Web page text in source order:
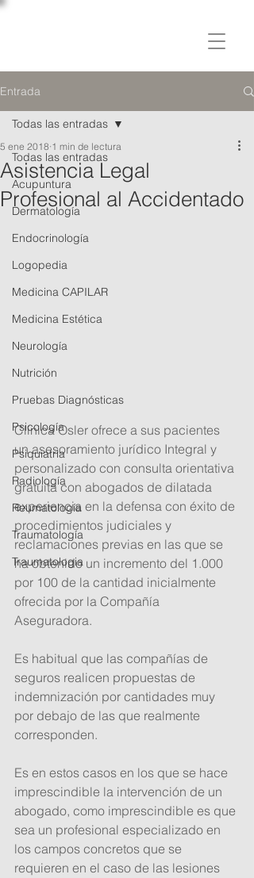
Entrada
Todas las entradas
Acupuntura
Dermatología
Endocrinología
Logopedia
Medicina CAPILAR
Medicina Estética
Neurología
Nutrición
Pruebas Diagnósticas
Psicología
Psiquiatria
Radiología
Reumatología
Traumatología
Traumatologia
Todas las entradas
Asistencia Legal
Profesional al Accidentado
5 ene 2018 1 min de lectura
Clínica Osler ofrece a sus pacientes
un asesoramiento jurídico Integral y
personalizado con consulta orientativa
gratuita con abogados de dilatada
experiencia en la defensa con éxito de
procedimientos judiciales y
reclamaciones previas en las que se
ha obtenido un incremento del 1.000
por 100 de la cantidad inicialmente
ofrecida por la Compañía
Aseguradora.
Es habitual que las compañías de
seguros realicen propuestas de
indemnización por cantidades muy
por debajo de las que realmente
corresponden.
Es en estos casos en los que se hace
imprescindible la intervención de un
abogado, como imprescindible es que
sea un profesional especializado en
los campos concretos que se
requieren en el caso de las lesiones